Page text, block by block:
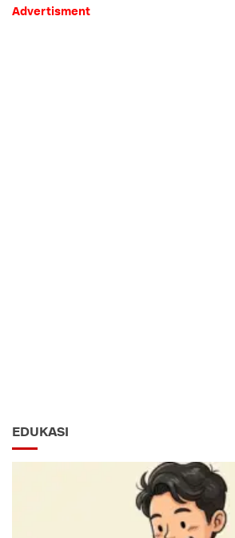
Advertisment
EDUKASI